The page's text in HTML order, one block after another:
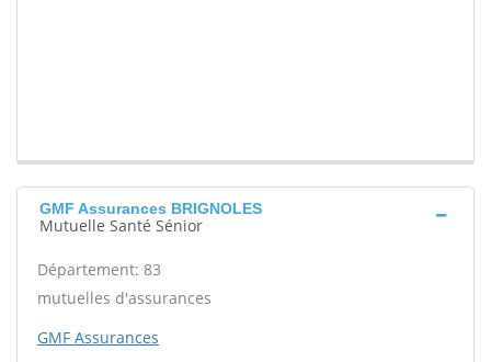
GMF Assurances BRIGNOLES
Mutuelle Santé Sénior
Département: 83
mutuelles d'assurances
GMF Assurances